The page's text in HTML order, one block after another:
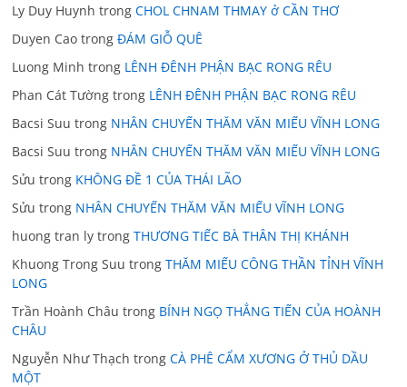
Ly Duy Huynh trongCHOL CHNAM THMAY ở CẦN THƠ
Duyen Cao trongĐÁM GIỖ QUÊ
Luong Minh trong LÊNH ĐÊNH PHẬN BẠC RONG RÊU
Phan Cát Tường trong LÊNH ĐÊNH PHẬN BẠC RONG RÊU
Bacsi Suu trong NHÂN CHUYẾN THĂM VĂN MIẾU VĨNH LONG
Bacsi Suu trong NHÂN CHUYẾN THĂM VĂN MIẾU VĨNH LONG
Sửu trong KHÔNG ĐỀ 1 CỦA THÁI LÃO
Sửu trong NHÂN CHUYẾN THĂM VĂN MIẾU VĨNH LONG
huong tran ly trongTHƯƠNG TIẾC BÀ THÂN THỊ KHÁNH
Khuong Trong Suu trongTHĂM MIẾU CÔNG THẦN TỈNH VĨNH
LONG
Trần Hoành Châu trong BÍNH NGỌ THẲNG TIẾN CỦA HOÀNH
CHÂU
Nguyễn Như Thạch trongCÀ PHÊ CẨM XƯƠNG Ở THỦ DẦU
MỘT